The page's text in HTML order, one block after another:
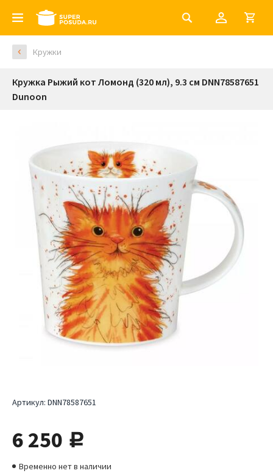
Кружки
Кружка Рыжий кот Ломонд (320 мл), 9.3 см DNN78587651
Dunoon
Артикул: DNN78587651
6 250 руб.
Временно нет в наличии